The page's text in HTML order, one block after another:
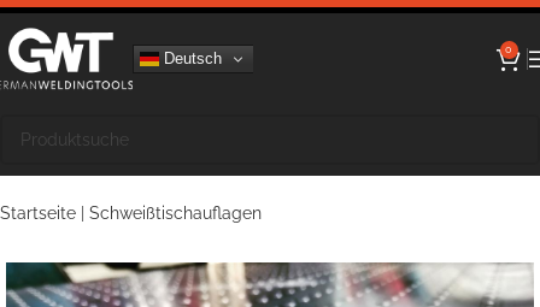
Deutsch 0
Startseite Schweißtischauflagen